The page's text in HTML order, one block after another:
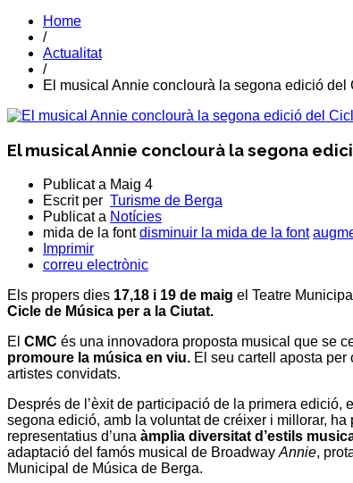
Home
/
Actualitat
/
El musical Annie conclourà la segona edició
El musical Annie conclourà la segona
Publicat a Maig 4
Escrit per Turisme de Berga
Publicat a Notícies
mida de la font disminuir la mida de la font
Imprimir
correu electrònic
Els propers dies 17,18 i 19 de maig el Teatre
Cicle de Música per a la Ciutat.
El CMC és una innovadora proposta musical que se
promoure la música en viu. El seu cartell aposta per
artistes convidats.
Després de l’èxit de participació de la primera edició,
segona edició, amb la voluntat de créixer i millorar, ha
representatius d’una àmplia diversitat d’estils
adaptació del famós musical de Broadway Annie,
Municipal de Música de Berga.